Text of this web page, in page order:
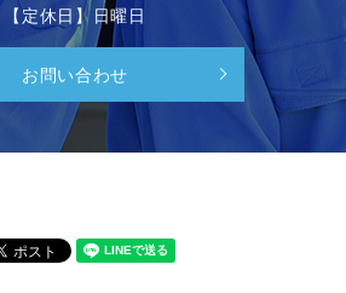
【定休日】日曜日
お問い合わせ